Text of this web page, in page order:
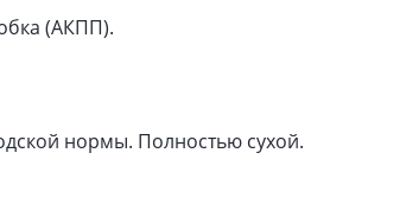
(АКПП).
нормы. Полностью сухой.